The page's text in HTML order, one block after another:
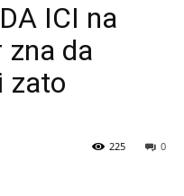
ICI na
zna da
zato
0
225